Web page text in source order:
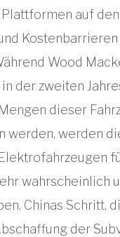
auf
Kostenbarrieren
Wood
der zweiten
dieser
werden, werden
wahrscheinlich
Chinas Schritt,
der